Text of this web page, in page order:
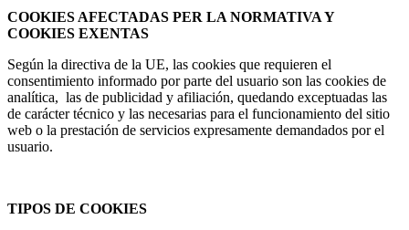
COOKIES AFECTADAS PER LA NORMATIVA Y
COOKIES EXENTAS
Según la directiva de la UE, las cookies que requieren el
consentimiento informado por parte del usuario son las cookies de
analítica, las de publicidad y afiliación, quedando exceptuadas las
de carácter técnico y las necesarias para el funcionamiento del sitio
web o la prestación de servicios expresamente demandados por el
usuario.
TIPOS DE COOKIES